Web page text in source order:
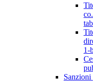
1-
Sanzioni